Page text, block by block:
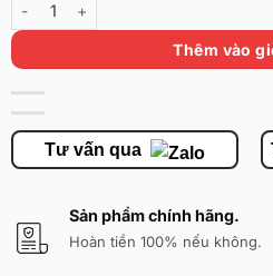
Thêm vào
Tư vấn qua
Sản phẩm chính hãng.
Hoàn tiền 100% nếu không.